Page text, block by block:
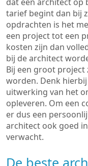
tarief begint dan bij
opdrachten is het
een project tot een
kosten zijn dan
bij de architect
Bij een groot project
worden. Denk
uitwerking van het
opleveren. Om een
er dus een
architect ook goed
verwacht.
De beste